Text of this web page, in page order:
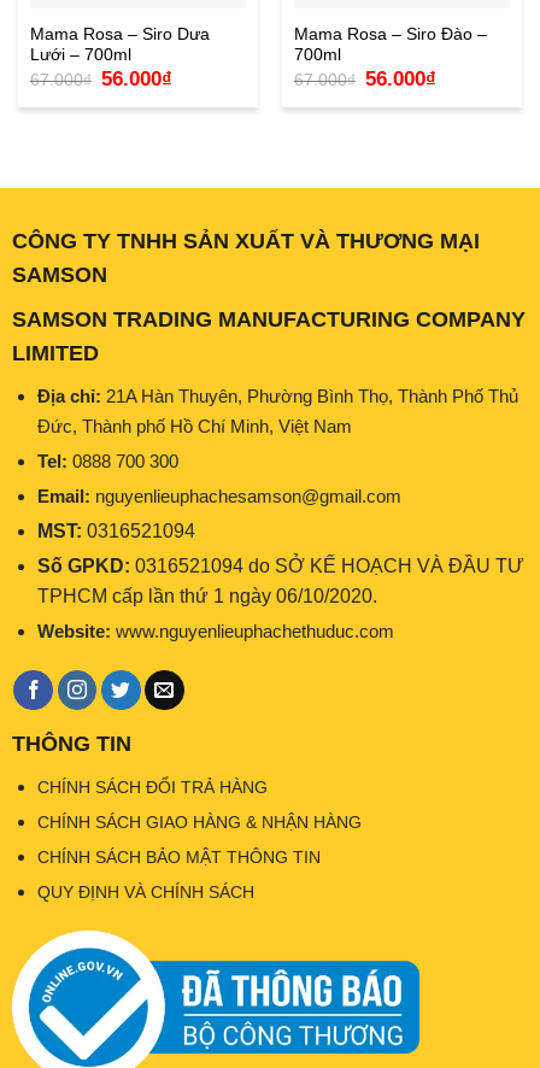
Mama Rosa – Siro Dưa
Lưới – 700ml
67.000₫
Giá
gốc
là:
56.000₫Giá
tại
Mama Rosa – Siro Đào –
700ml
67.000₫
Giá
gốc
là:
56.000₫Giá
tại
CÔNG TY TNHH SẢN XUẤT VÀ THƯƠNG MẠI
SAMSON
SAMSON TRADING MANUFACTURING COMPANY
LIMITED
Địa chỉ: 21A Hàn Thuyên, Phường Bình Thọ, Thành Phố Thủ
Đức, Thành phố Hồ Chí Minh, Việt Nam
Tel: 0888 700 300
Email: nguyenlieuphachesamson@gmail.com
MST: 0316521094
Số GPKD: 0316521094 do SỞ KẾ HOẠCH VÀ ĐẦU TƯ
TPHCM cấp lần thứ 1 ngày 06/10/2020.
Website: www.nguyenlieuphachethuduc.com
THÔNG TIN
CHÍNH SÁCH ĐỔI TRẢ HÀNG
CHÍNH SÁCH GIAO HÀNG & NHẬN HÀNG
CHÍNH SÁCH BẢO MẬT THÔNG TIN
QUY ĐỊNH VÀ CHÍNH SÁCH